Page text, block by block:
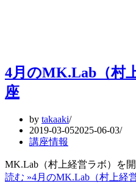
4月のMK.Lab（村
座
by takaaki
2019-03-052025-06-03
講座情報
MK.Lab（村上経営ラボ）を
読む »4月のMK.Lab（村上経